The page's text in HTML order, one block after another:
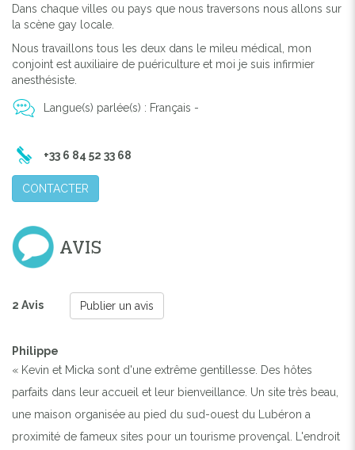
Dans chaque villes ou pays que nous traversons nous allons sur
la scène gay locale.
Nous travaillons tous les deux dans le mileu médical, mon
conjoint est auxiliaire de puériculture et moi je suis infirmier
anesthésiste.
Langue(s) parlée(s) : Français -
+33 6 84 52 33 68
CONTACTER
AVIS
2 Avis Publier un avis
Philippe
« Kevin et Micka sont d'une extrême gentillesse. Des hôtes
parfaits dans leur accueil et leur bienveillance. Un site très beau,
une maison organisée au pied du sud-ouest du Lubéron a
proximité de fameux sites pour un tourisme provençal. L'endroit